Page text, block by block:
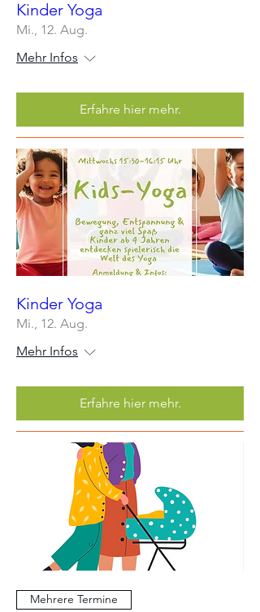
Kinder Yoga
Mi., 12. Aug.
Mehr Infos
Erfahre hier mehr.
Kinder Yoga
Mi., 12. Aug.
Mehr Infos
Erfahre hier mehr.
Mehrere Termine